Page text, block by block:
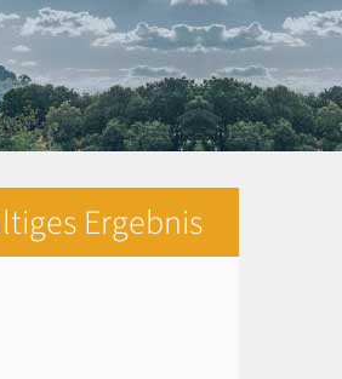
Ergebnis